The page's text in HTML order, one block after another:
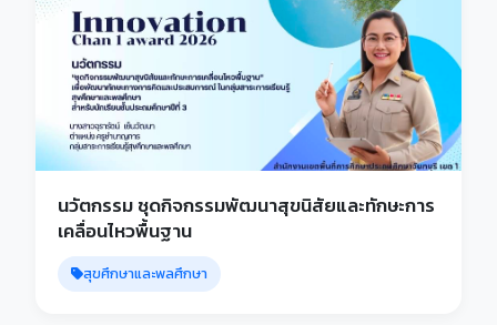
นวัตกรรม ชุดกิจกรรมพัฒนาสุขนิสัยและทักษะการ
เคลื่อนไหวพื้นฐาน
สุขศึกษาและพลศึกษา